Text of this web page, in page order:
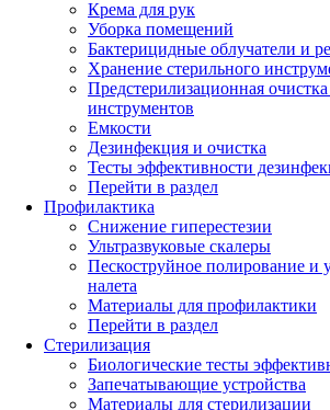
Крема для рук
Уборка помещений
Бактерицидные облучатели и
Хранение стерильного
Предстерилизационная
инструментов
Емкости
Дезинфекция и очистка
Тесты эффективности
Перейти в раздел
Профилактика
Снижение гиперестезии
Ультразвуковые скалеры
Пескоструйное полирование и
налета
Материалы для профилактики
Перейти в раздел
Стерилизация
Биологические тесты
Запечатывающие устройства
Материалы для стерилизации